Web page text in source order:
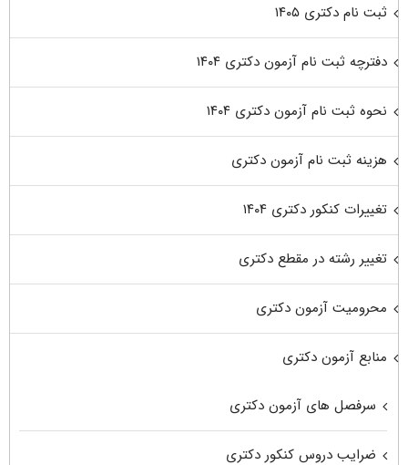
ثبت نام دکتری ۱۴۰۵
دفترچه ثبت نام آزمون دکتری ۱۴۰۴
نحوه ثبت نام آزمون دکتری ۱۴۰۴
هزینه ثبت نام آزمون دکتری
تغییرات کنکور دکتری ۱۴۰۴
تغییر رشته در مقطع دکتری
محرومیت آزمون دکتری
منابع آزمون دکتری
سرفصل های آزمون دکتری
ضرایب دروس کنکور دکتری